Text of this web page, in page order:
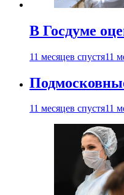
В Госдуме
11 месяцев спустя11
11 месяцев спустя11